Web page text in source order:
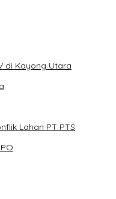
di Kayong Utara
Lahan PT PTS